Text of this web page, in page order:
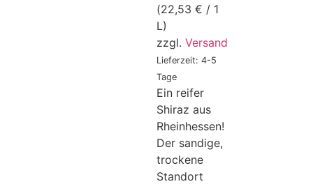
(22,53 € / 1
L)
zzgl. Versand
Lieferzeit: 4-5
Tage
Ein reifer
Shiraz aus
Rheinhessen!
Der sandige,
trockene
Standort